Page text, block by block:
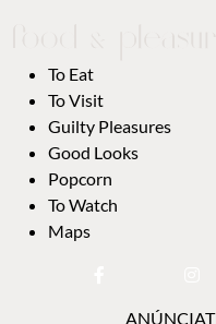
To Eat
To Visit
Guilty Pleasures
Good Looks
Popcorn
To Watch
Maps